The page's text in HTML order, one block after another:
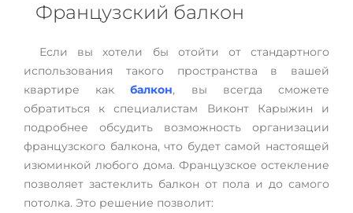
Французский балкон
Если вы хотели бы отойти от стандартного
использования такого пространства в вашей
квартире какбалкон, вы всегда сможете
обратиться к специалистам Виконт Карыжин и
подробнее обсудить возможность организации
французского балкона, что будет самой настоящей
изюминкой любого дома. Французское остекление
позволяет застеклить балкон от пола и до самого
потолка. Это решение позволит: